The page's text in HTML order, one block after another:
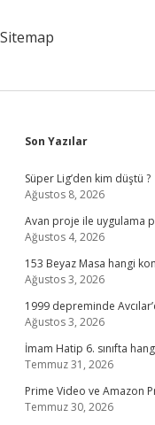
Sitemap
Sidebar
Son Yazılar
Süper Lig’den kim düştü ?
Ağustos 8, 2026
Avan proje ile uygulama
Ağustos 4, 2026
153 Beyaz Masa hangi
Ağustos 3, 2026
1999 depreminde
Ağustos 3, 2026
İmam Hatip 6. sınıfta
Temmuz 31, 2026
Prime Video ve Amazon
Temmuz 30, 2026